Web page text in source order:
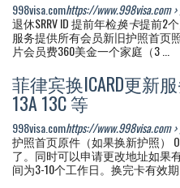
998visa.comhttps://
退休SRRV ID 提前年检换卡提前2
服务提供所有会员新旧护照首页照
片会员费360美金一个家庭（3 ...
菲律宾换ICARD更新服
13A 13C 等
998visa.comhttps://
护照首页原件（如果换新护照）
了。同时可以申请更改地址如果
间为3-10个工作日。换完卡有效期 ...